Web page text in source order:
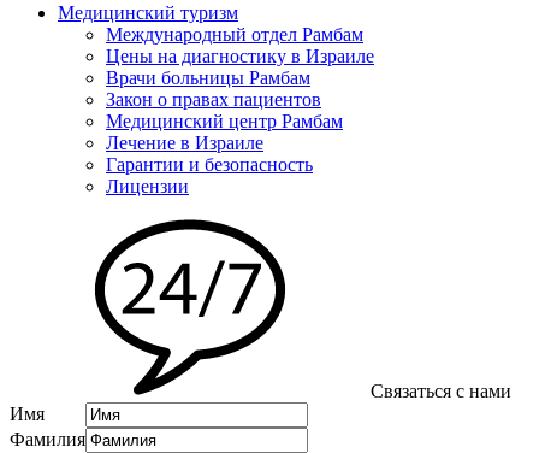
Медицинский туризм
Международный отдел Рамбам
Цены на диагностику в Израиле
Врачи больницы Рамбам
Закон о правах пациентов
Медицинский центр Рамбам
Лечение в Израиле
Гарантии и безопасность
Лицензии
Связаться с нами
Имя
Фамилия